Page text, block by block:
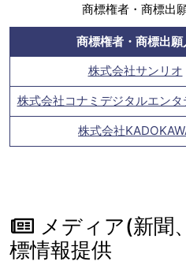
商標権者・商標出
商標権者・商標出願
株式会社サンリオ
株式会社コナミデジタルエンタ
株式会社
メディア(新聞
標情報提供